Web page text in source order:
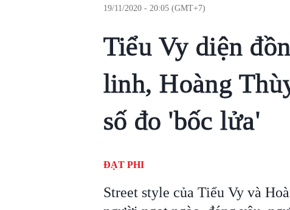
19/11/2020 - 20:05 (GMT+7)
Tiểu Vy diện
linh, Hoàng
số đo 'bốc lửa'
ĐẠT PHI
Street style của Tiểu Vy và